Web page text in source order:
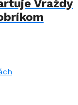
Vraždy